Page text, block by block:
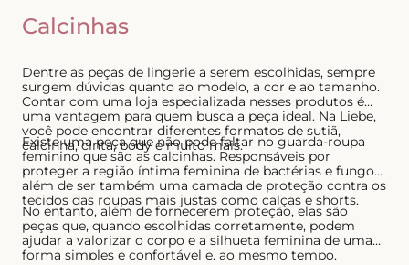
Calcinhas
Dentre as peças de lingerie a serem escolhidas, sempre
surgem dúvidas quanto ao modelo, a cor e ao tamanho.
Contar com uma loja especializada nesses produtos é
uma vantagem para quem busca a peça ideal. Na Liebe,
você pode encontrar diferentes formatos de sutiã,
calcinha, cinta, body e muito mais.
Existe uma peça que não pode faltar no guarda-roupa
feminino que são as calcinhas. Responsáveis por
proteger a região íntima feminina de bactérias e fungos,
além de ser também uma camada de proteção contra os
tecidos das roupas mais justas como calças e shorts.
No entanto, além de fornecerem proteção, elas são
peças que, quando escolhidas corretamente, podem
ajudar a valorizar o corpo e a silhueta feminina de uma
forma simples e confortável e, ao mesmo tempo,